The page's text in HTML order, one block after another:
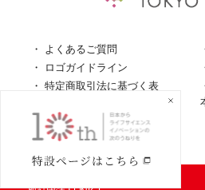
よくあるご質問
ロゴガイドライン
特定商取引法に基づく表
個人情報の取扱について